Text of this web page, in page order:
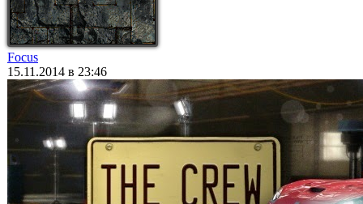
Focus
15.11.2014 в 23:46